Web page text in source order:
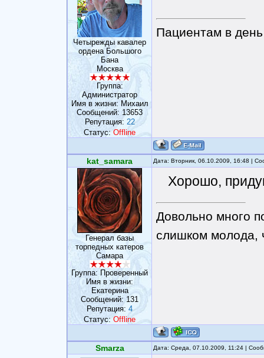
Четырежды кавалер
ордена Большого
Бана
Москва
Группа:
Администратор
Имя в жизни: Михаил
Сообщений: 13653
Репутация: 22
Статус:Offline
Пациентам в
kat_samara Дата: Вторник, 06.10.2009, 16:48 |
Генерал базы
торпедных катеров
Самара
Группа: Проверенный
Имя в жизни:
Екатерина
Сообщений: 131
Репутация: 4
Статус:Offline
Хорошо,
Довольно много
слишком молода,
Smarza Дата: Среда, 07.10.2009, 11:24 |